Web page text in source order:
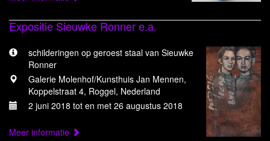
Expositie Sieuwke Ronner e.a.
schilderingen op geroest staal van Sieuwke
Ronner
Galerie Molenhof/Kunsthuis Jan Mennen,
Koppelstraat 4, Roggel, Nederland
2 juni 2018 tot en met 26 augustus 2018
Meer informatie